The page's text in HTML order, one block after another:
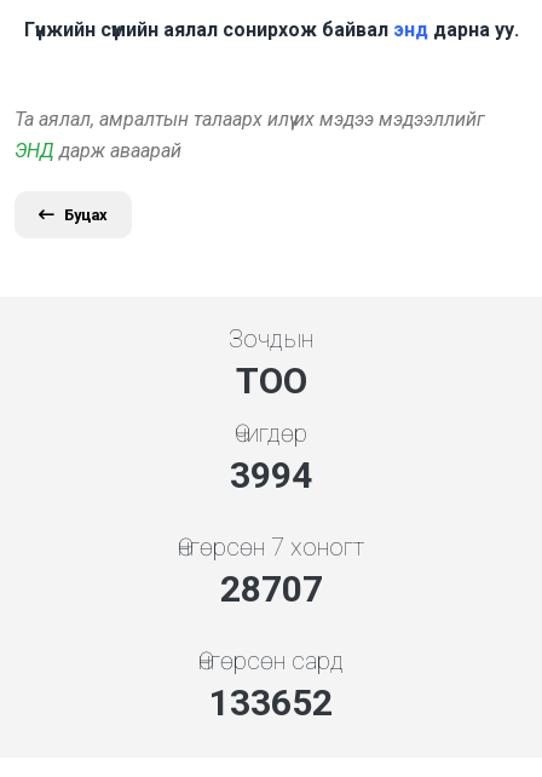
Гүнжийн сүмийн аялал сонирхож байвал энддарна уу.
Та аялал, амралтын талаарх илүү их мэдээ мэдээллийг
ЭНД дарж аваарай
Буцах
Зочдын
ТОО
Өчигдөр
4279
Өнгөрсөн 7 хоногт
30758
Өнгөрсөн сард
143199